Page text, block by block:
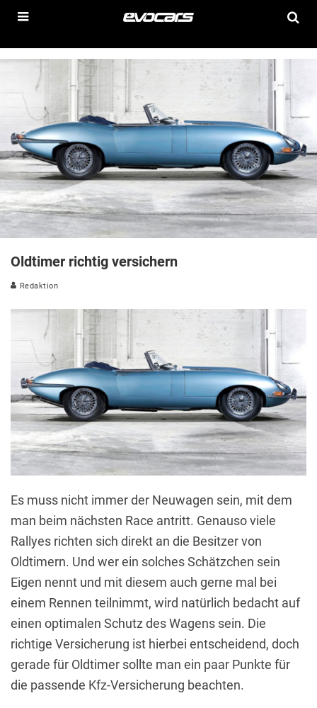
Oldtimer richtig versichern
Redaktion
Es muss nicht immer der Neuwagen sein, mit dem
man beim nächsten Race antritt. Genauso viele
Rallyes richten sich direkt an die Besitzer von
Oldtimern. Und wer ein solches Schätzchen sein
Eigen nennt und mit diesem auch gerne mal bei
einem Rennen teilnimmt, wird natürlich bedacht auf
einen optimalen Schutz des Wagens sein. Die
richtige Versicherung ist hierbei entscheidend, doch
gerade für Oldtimer sollte man ein paar Punkte für
die passende Kfz-Versicherung beachten.